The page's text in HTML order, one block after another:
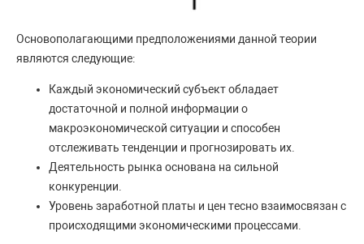
Основополагающими предположениями данной теории
являются следующие:
Каждый экономический субъект обладает
достаточной и полной информации о
макроэкономической ситуации и способен
отслеживать тенденции и прогнозировать их.
Деятельность рынка основана на сильной
конкуренции.
Уровень заработной платы и цен тесно взаимосвязан с
происходящими экономическими процессами.